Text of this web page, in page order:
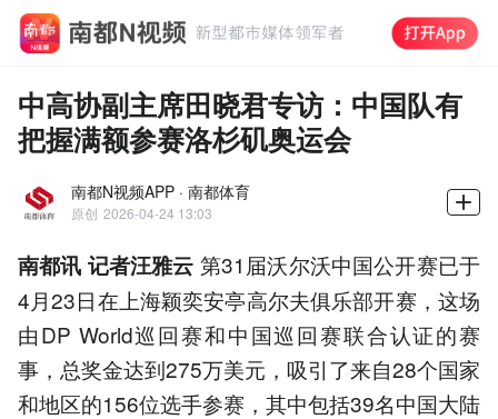
中高协副主席田晓君专访：中国队有
把握满额参赛洛杉矶奥运会
南都N视频APP · 南都体育
原创 2026-04-24 13:03
南都讯 记者汪雅云 第31届沃尔沃中国公开赛已于
4月23日在上海颖奕安亭高尔夫俱乐部开赛，这场
由DP World巡回赛和中国巡回赛联合认证的赛
事，总奖金达到275万美元，吸引了来自28个国家
和地区的156位选手参赛，其中包括39名中国大陆